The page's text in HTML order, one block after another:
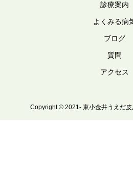
診療案内
よくみる病
ブログ
質問
アクセス
Copyright © 2021- 東小金井うえだ